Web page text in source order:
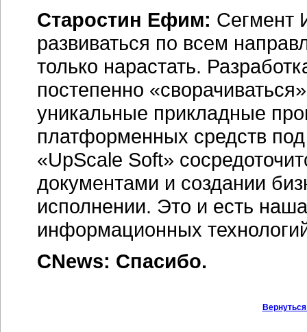
Старостин Ефим: Сегмент
развиваться по всем
только нарастать.
постепенно
уникальные прикладные
платформенных средств
«UpScale Soft»
документами и создании
исполнении. Это и есть
информационных
CNews: Спасибо.